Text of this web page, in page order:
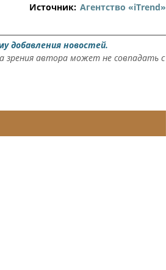
Источник: Агентство «iTrend»
добавления новостей.
зрения автора может не совпадать с